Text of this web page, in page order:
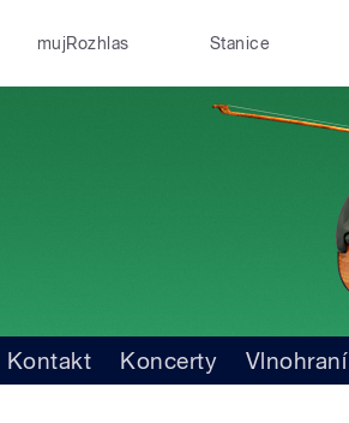
mujRozhlas Stanice
Kontakt Koncerty Vlnohraní